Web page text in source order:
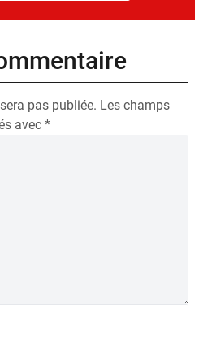
pas publiée. Les champs
avec *